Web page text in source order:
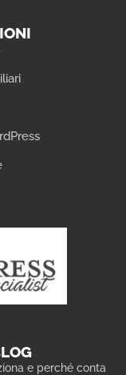
e perché conta